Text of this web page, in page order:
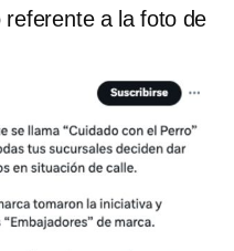
a la foto de